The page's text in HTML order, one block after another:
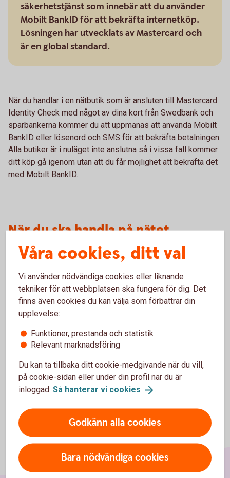
säkerhetstjänst som innebär att du använder
Mobilt BankID för att bekräfta internetköp.
Lösningen har utvecklats av Mastercard och
är en global standard.
När du handlar i en nätbutik som är ansluten till Mastercard
Identity Check med något av dina kort från Swedbank och
sparbankerna kommer du att uppmanas att använda Mobilt
BankID eller lösenord och SMS för att bekräfta betalningen.
Alla butiker är i nuläget inte anslutna så i vissa fall kommer
ditt köp gå igenom utan att du får möjlighet att bekräfta det
med Mobilt BankID.
När du ska handla på nätet
Slå på/av ditt kort för internetköp
För att kunna handla på nätet behöver du slå på ditt
kort för internetköp, det gör du enkelt i
internetbanken eller i appen.
Slå på/av ditt kort förinternetköp
Våra cookies, ditt val
Vi använder nödvändiga cookies eller liknande
tekniker för att webbplatsen ska fungera för dig. Det
finns även cookies du kan välja som förbättrar din
upplevelse:
Funktioner, prestanda och statistik
Relevant marknadsföring
Du kan ta tillbaka ditt cookie-medgivande när du vill,
på cookie-sidan eller under din profil när du är
inloggad. Så hanterar vi cookies .
Godkänn alla cookies
Bara nödvändiga cookies